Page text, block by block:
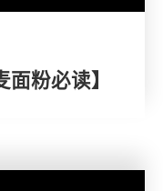
面粉必读】